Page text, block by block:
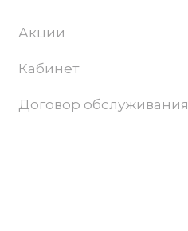
Акции
Кабинет
Договор обслуживания